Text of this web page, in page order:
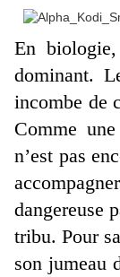
En
dominant.
incombe de
Comme
n’est pas
dangereuse
tribu. Pour
son jumeau